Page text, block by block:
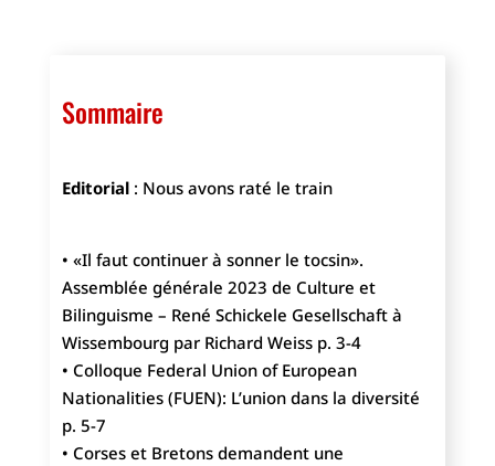
Sommaire
Editorial: Nous avons raté le train
• «Il faut continuer à sonner le tocsin».
Assemblée générale 2023 de Culture et
Bilinguisme – René Schickele Gesellschaft à
Wissembourg par Richard Weiss p. 3-4
• Colloque Federal Union of European
Nationalities (FUEN): L’union dans la diversité
p. 5-7
• Corses et Bretons demandent une